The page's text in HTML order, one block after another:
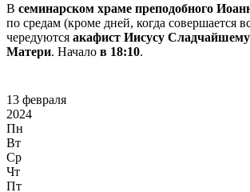
В семинарском храме преподобного
по средам (кроме дней, когда совершается
чередуются акафист Иисусу
Матери. Начало в 18:10.
13 февраля
2024
Пн
Вт
Ср
Чт
Пт